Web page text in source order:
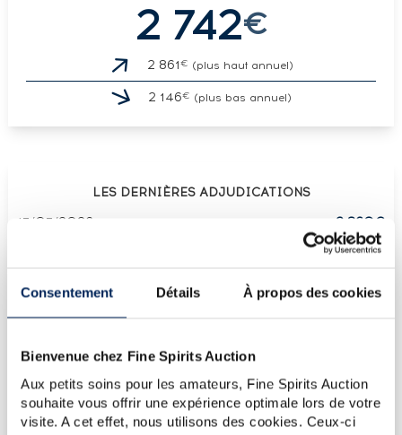
Consentement Détails À propos des cookies
Bienvenue chez Fine Spirits Auction
Aux petits soins pour les amateurs, Fine Spirits Auction
souhaite vous offrir une expérience optimale lors de votre
visite. A cet effet, nous utilisons des cookies. Ceux-ci
2 742€
2 861€ (plus haut annuel)
2 146€ (plus bas annuel)
LES DERNIÈRES ADJUDICATIONS
17/07/2026
2 860€
2 860€
13/03/2026
2 741€
VOUS POSSÉDEZ
UN SPIRITUEUX IDENTIQUE ?
VENDEZ-LE !